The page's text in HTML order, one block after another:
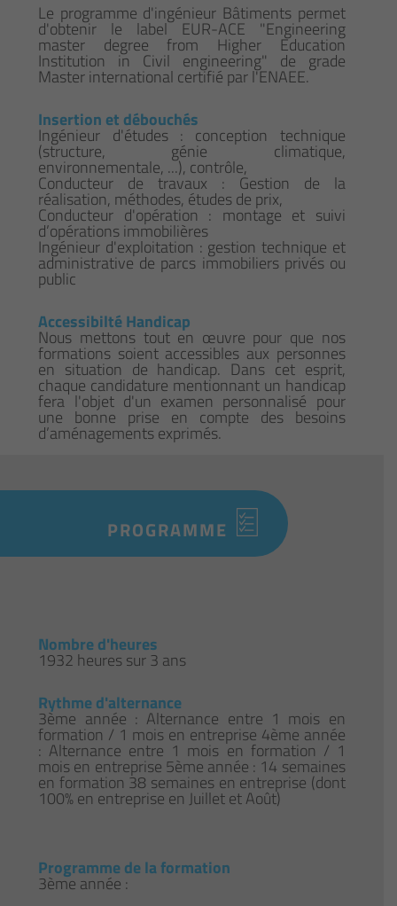
Le programme d'ingénieur Bâtiments permet
d'obtenir le label EUR-ACE "Engineering
master degree from Higher Education
Institution in Civil engineering" de grade
Master international certifié par l'ENAEE.
Insertion et débouchés
Ingénieur d'études : conception technique
(structure, génie climatique,
environnementale, ...), contrôle,
Conducteur de travaux : Gestion de la
réalisation, méthodes, études de prix,
Conducteur d'opération : montage et suivi
d’opérations immobilières
Ingénieur d'exploitation : gestion technique et
administrative de parcs immobiliers privés ou
public
Accessibilté Handicap
Nous mettons tout en œuvre pour que nos
formations soient accessibles aux personnes
en situation de handicap. Dans cet esprit,
chaque candidature mentionnant un handicap
fera l'objet d'un examen personnalisé pour
une bonne prise en compte des besoins
d’aménagements exprimés.
PROGRAMME
Nombre d'heures
1932 heures sur 3 ans
Rythme d'alternance
3ème année : Alternance entre 1 mois en
formation / 1 mois en entreprise 4ème année
: Alternance entre 1 mois en formation / 1
mois en entreprise 5ème année : 14 semaines
en formation 38 semaines en entreprise (dont
100% en entreprise en Juillet et Août)
Programme de la formation
3ème année :